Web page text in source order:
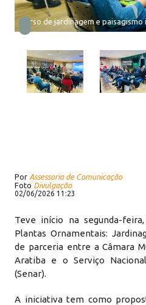
Curso de jardinagem e
Por Assessoria de Comunicação
Foto Divulgação
02/06/2026 11:23
Teve início na segunda-
Plantas Ornamentais:
de parceria entre a Câmara
Aratiba e o Serviço
(Senar).
A iniciativa tem como